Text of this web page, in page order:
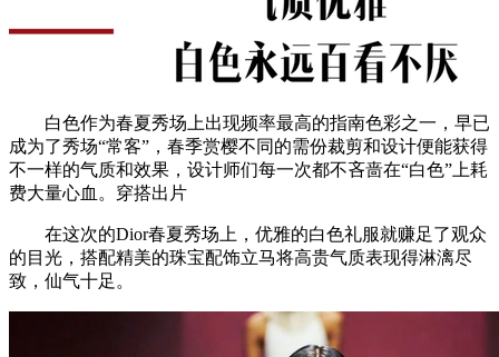
白色作为春夏秀场上出现频率最高的指南色彩之一，早已
成为了秀场“常客”，春季赏樱不同的需份裁剪和设计便能获得
不一样的气质和效果，设计师们每一次都不吝啬在“白色”上耗
费大量心血。穿搭出片
在这次的Dior春夏秀场上，优雅的白色礼服就赚足了观众
的目光，搭配精美的珠宝配饰立马将高贵气质表现得淋漓尽
致，仙气十足。